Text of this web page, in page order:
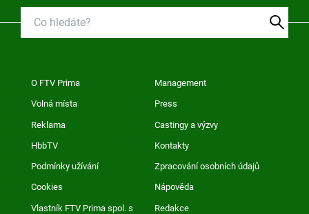
O FTV Prima Management
Volná místa Press
Reklama Castingy a výzvy
HbbTV Kontakty
Podmínky užívání Zpracování osobních údajů
Cookies Nápověda
Vlastník FTV Prima spol. s
Redakce